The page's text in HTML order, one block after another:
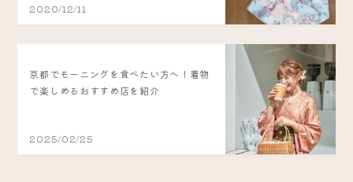
2020/12/11
京都でモーニングを食べたい方へ！着物
で楽しめるおすすめ店を紹介
2025/02/25